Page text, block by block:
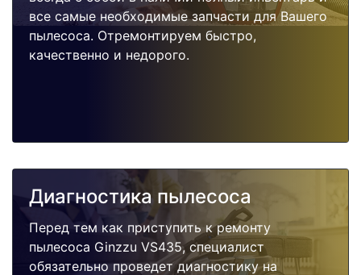
все самые необходимые запчасти для Вашего
пылесоса. Отремонтируем быстро,
качественно и недорого.
Диагностика пылесоса
Перед тем как приступить к ремонту
пылесоса Ginzzu VS435, специалист
обязательно проведет диагностику на